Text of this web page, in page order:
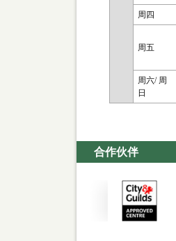
周四
周五
周六/ 周
日
合作伙伴